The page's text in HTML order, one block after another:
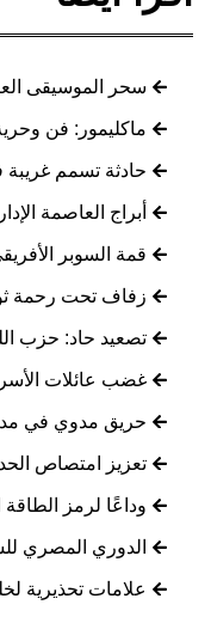
سحر الموسيقى
ماكليمور: فن
حادثة تسمم
أبراج العاصمة
قمة السوبر
زفاف تحت رحمة
تصعيد حاد: حزب
غضب عائلات
حريق مدوي في
تعزيز امتصاص
وداعًا لرمز
الدوري المصري
علامات تحذيرية